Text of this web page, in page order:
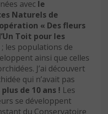
avec le
Naturels de
« Des fleurs
Toit pour les
; les populations de
ainsi que celles
J’ai découvert
qui n’avait pas
de 10 ans ! Les
se développent
du Conservatoire